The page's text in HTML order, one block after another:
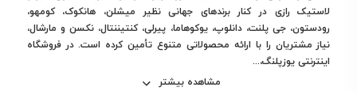
لاستیک رازی در کنار برندهای جهانی نظیر میشلن، هانکوک، کومهو،
رودستون، جی پلنت، دانلوپ، یوکوهاما، پیرلی، کنتیننتال، نکسن و مارشال،
نیاز مشتریان را با ارائه محصولاتی متنوع تأمین کرده است. در فروشگاه
اینترنتی یوزپلنگ،...
مشاهده بیشتر